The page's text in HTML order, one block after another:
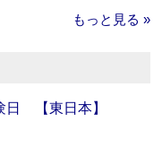
もっと見る »
【東日本】